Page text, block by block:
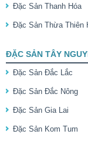
Đặc Sản Thanh Hóa
Đặc Sản Thừa Thiên
ĐẶC SẢN TÂY
Đặc Sản Đắc Lắc
Đặc Sản Đắc Nông
Đặc Sản Gia Lai
Đặc Sản Kom Tum